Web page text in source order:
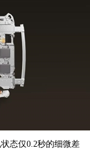
态仅0.2秒的细微差